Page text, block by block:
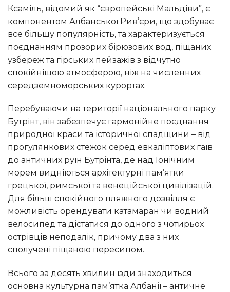
Ксаміль, відомий як “європейські Мальдіви”, є
компонентом Албанської Рив’єри, що здобуває
все більшу популярність, та характеризується
поєднанням прозорих бірюзових вод, піщаних
узбереж та гірських пейзажів з відчутно
спокійнішою атмосферою, ніж на численних
середземноморських курортах.
Перебуваючи на території національного парку
Бутрінт, він забезпечує гармонійне поєднання
природної краси та історичної спадщини – від
прогулянкових стежок серед евкаліптових гаїв
до античних руїн Бутрінта, де над Іонічним
морем видніються архітектурні пам’ятки
грецької, римської та венеційської цивілізацій.
Для більш спокійного пляжного дозвілля є
можливість орендувати катамаран чи водний
велосипед та дістатися до одного з чотирьох
острівців неподалік, причому два з них
сполучені піщаною пересипом.
Всього за десять хвилин їзди знаходиться
основна культурна пам’ятка Албанії – античне